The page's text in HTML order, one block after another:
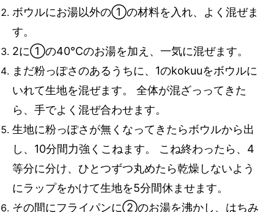
ボウルにお湯以外の①の材料を入れ、よく混ぜま
す。
2に①の40℃のお湯を加え、一気に混ぜます。
まだ粉っぽさのあるうちに、1のkokuuをボウルに
いれて生地を混ぜます。 全体が混ざっってきた
ら、手でよく混ぜ合わせます。
生地に粉っぽさが無くなってきたらボウルから出
し、10分間力強くこねます。 こね終わったら、4
等分に分け、ひとつずつ丸めたら乾燥しないよう
にラップをかけて生地を5分間休ませます。
その間にフライパンに②のお湯を沸かし、はちみ